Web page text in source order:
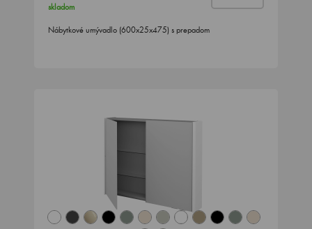
skladom
Nábytkové umývadlo (600x25x475) s prepadom